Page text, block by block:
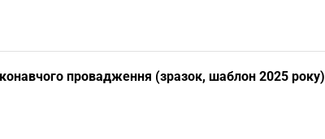
провадження (зразок, шаблон 2025 року)